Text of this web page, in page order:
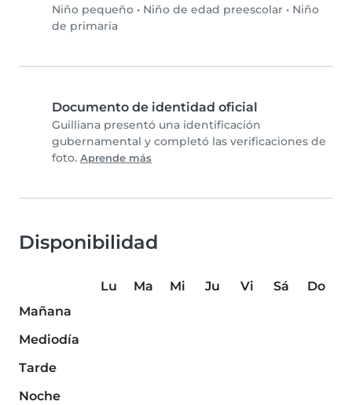
Niño pequeño • Niño de edad preescolar • Niño
de primaria
Documento de identidad oficial
Guilliana presentó una identificación
gubernamental y completó las verificaciones de
foto. Aprende más
Disponibilidad
Lu Ma Mi Ju Vi Sá
Do
Mañana
Mediodía
Tarde
Noche